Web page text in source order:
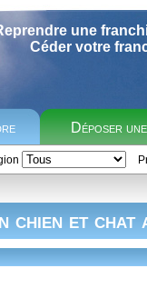
une
Céder votre
Déposer
chien et chat